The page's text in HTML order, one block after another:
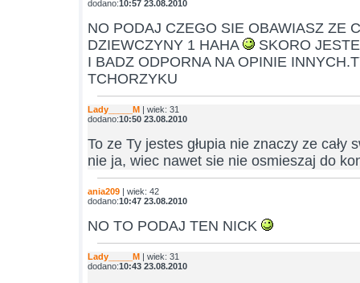
dodano:10:57 23.08.2010
NO PODAJ CZEGO SIE OBAWIASZ ZE
DZIEWCZYNY 1 HAHA
SKORO
I BADZ ODPORNA NA OPINIE
TCHORZYKU
Lady_____M | wiek: 31
dodano:10:50 23.08.2010
To ze Ty jestes głupia nie znaczy ze cały
nie ja, wiec nawet sie nie osmieszaj do
ania209 | wiek: 42
dodano:10:47 23.08.2010
NO TO PODAJ TEN NICK
Lady_____M | wiek: 31
dodano:10:43 23.08.2010